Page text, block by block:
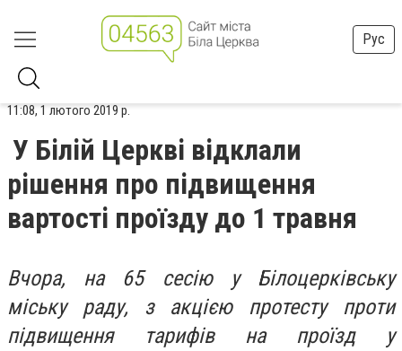
Рус
11:08, 1 лютого 2019 р.
У Білій Церкві відклали
рішення про підвищення
вартості проїзду до 1 травня
Вчора, на 65 сесію у Білоцерківську
міську раду, з акцією протесту проти
підвищення тарифів на проїзд у